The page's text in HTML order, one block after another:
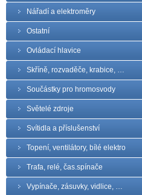
Nářadí a elektroměry
Ostatní
Ovládací hlavice
Skříně, rozvaděče, krabice, …
Součástky pro hromosvody
Světelé zdroje
Svítidla a příslušenství
Topení, ventilátory, bílé elektro
Trafa, relé, čas.spínače
Vypínače, zásuvky, vidlice, …